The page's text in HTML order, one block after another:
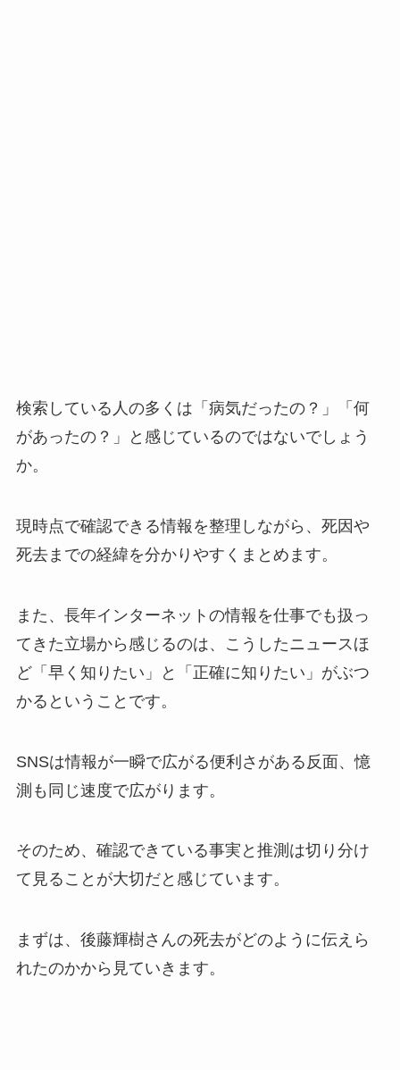
検索している人の多くは「病気だったの？」「何
があったの？」と感じているのではないでしょう
か。
現時点で確認できる情報を整理しながら、死因や
死去までの経緯を分かりやすくまとめます。
また、長年インターネットの情報を仕事でも扱っ
てきた立場から感じるのは、こうしたニュースほ
ど「早く知りたい」と「正確に知りたい」がぶつ
かるということです。
SNSは情報が一瞬で広がる便利さがある反面、憶
測も同じ速度で広がります。
そのため、確認できている事実と推測は切り分け
て見ることが大切だと感じています。
まずは、後藤輝樹さんの死去がどのように伝えら
れたのかから見ていきます。